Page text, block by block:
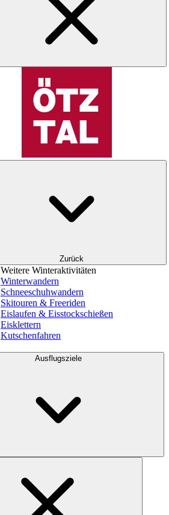
Zurück
Weitere Winteraktivitäten
Winterwandern
Schneeschuhwandern
Skitouren & Freeriden
Eislaufen & Eisstockschießen
Eisklettern
Kutschenfahren
Ausflugsziele